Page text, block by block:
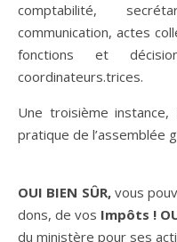
comptabilité,
communication, actes
fonctions et
coordinateurs.trices.
Une troisième instance,
pratique de l’assemblée
OUI BIEN SÛR, vous
dons, de vos Impôts !
du ministère pour ses